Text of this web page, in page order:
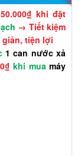
khi đặt
→ Tiết kiệm
tiện lợi
1 can nước xả
khi muamáy